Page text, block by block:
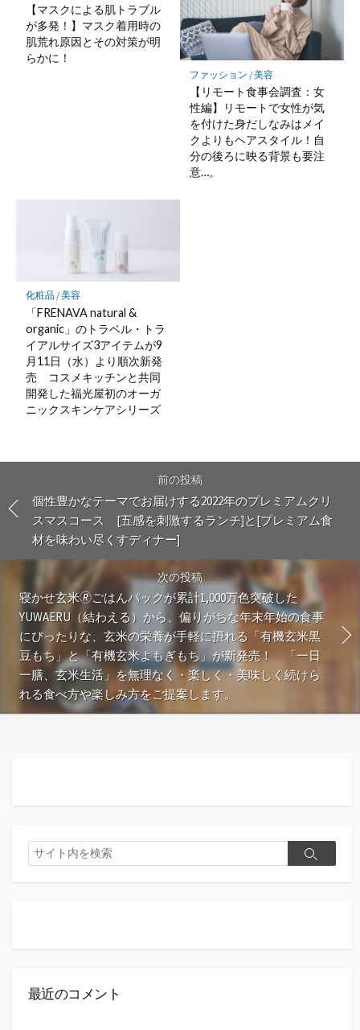
【マスクによる肌トラブル
が多発！】マスク着用時の
肌荒れ原因とその対策が明
らかに！
ファッション /美容
【リモート食事会調査：女
性編】リモートで女性が気
を付けた身だしなみはメイ
クよりもヘアスタイル！自
分の後ろに映る背景も要注
意…。
化粧品/美容
「FRENAVA natural &
organic」のトラベル・トラ
イアルサイズ3アイテムが9
月11日（水）より順次新発
売 コスメキッチンと共同
開発した福光屋初のオーガ
ニックスキンケアシリーズ
前の投稿
個性豊かなテーマでお届けする2022年のプレミアムクリ
スマスコース [五感を刺激するランチ]と[プレミアム食
材を味わい尽くすディナー]
次の投稿
寝かせ玄米🄬ごはんパックが累計1,000万色突破した
YUWAERU（結わえる）から、偏りがちな年末年始の食事
にぴったりな、玄米の栄養が手軽に摂れる「有機玄米黒
豆もち」と「有機玄米よもぎもち」が新発売！ 「一日
一膳、玄米生活」を無理なく・楽しく・美味しく続けら
れる食べ方や楽しみ方をご提案します。
検
索
検
最近のコメント